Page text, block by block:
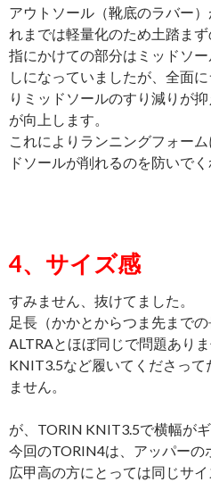
アウトソール（靴底のラバー
れまでは軽量化のため土踏ま
指にかけての部分はミッドソ
しになっていましたが、全面
りミッドソールのすり減りが
が向上します。
これによりランニングフォー
ドソールが削れるのを防いでく
4、サイズ感
すみません、抜けてました。
足長（かかとからつま先まで
ALTRAとほぼ同じで問題あり
KNIT3.5など履いてくださって
ません。
が、TORIN KNIT3.5で横幅が
今回のTORIN4は、アッパーの
広甲高の方にとっては同じサ